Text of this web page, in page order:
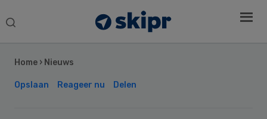
Search
Home › Nieuws
Opslaan Reageer nu Delen
Sidebar